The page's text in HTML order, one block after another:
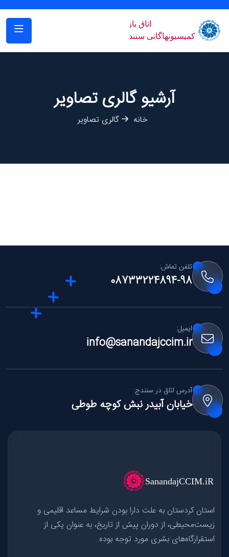
آرشیو گالری تصاویر
خانه گالری تصاویر
تلفن تماش:
08733224894-98
ایمیل:‌
info@sanandajccim.ir
آدرس اتاق در سنندج:
خیابان آبیدر نبش کوچه طوطی
استان کردستان به علت دارا بودن شرایط مساعد اقلیمی و
زیست‌محیطی، از دوران پیش از تاریخ، به عنوان یکی از
استقرارگاه‌های بشری مورد توجه بوده.